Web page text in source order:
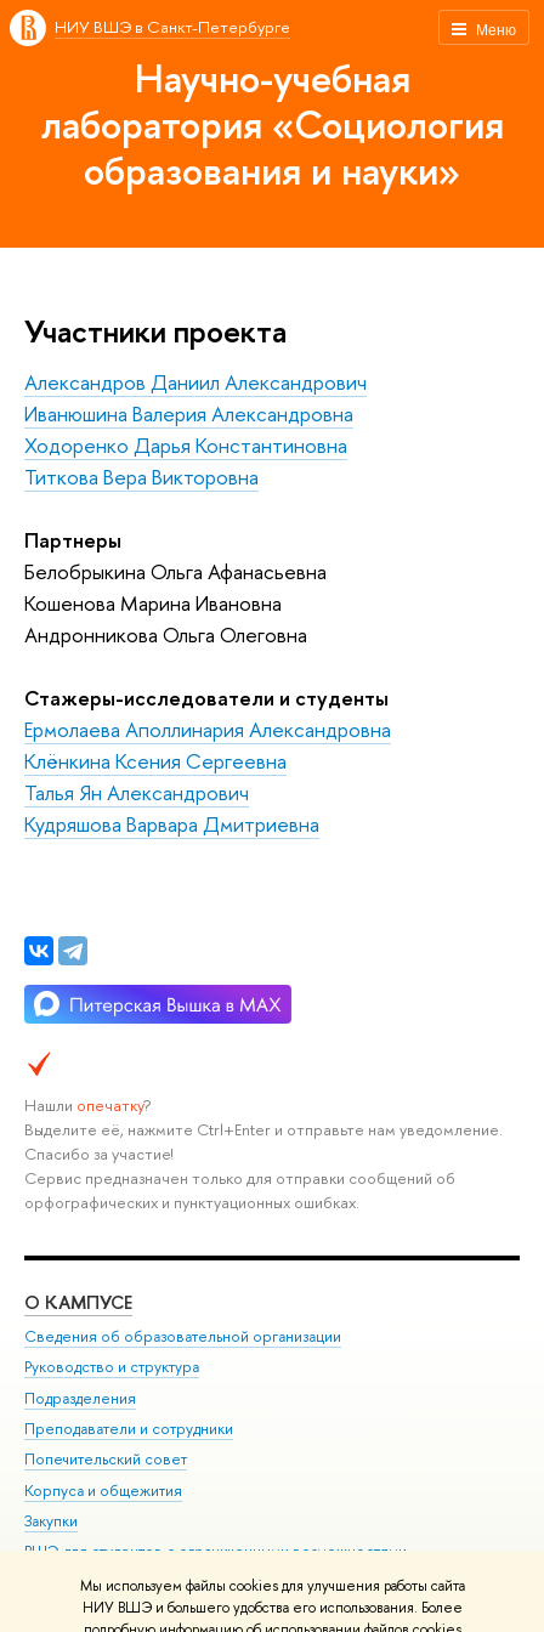
Мы используем файлы cookies для улучшения работы сайта
НИУ ВШЭ и большего удобства его использования. Более
Меню
НИУ ВШЭ в Санкт-Петербурге
Научно-учебная
лаборатория «Социология
образования и науки»
Участники проекта
Александров Даниил Александрович
Иванюшина Валерия Александровна
Ходоренко Дарья Константиновна
Титкова Вера Викторовна
Партнеры
Белобрыкина Ольга Афанасьевна
Кошенова Марина Ивановна
Андронникова Ольга Олеговна
Стажеры-исследователи и студенты
Ермолаева Аполлинария Александровна
Клёнкина Ксения Сергеевна
Талья Ян Александрович
Кудряшова Варвара Дмитриевна
Нашли опечатку?
Выделите её, нажмите Ctrl+Enter и отправьте нам уведомление.
Спасибо за участие!
Сервис предназначен только для отправки сообщений об
орфографических и пунктуационных ошибках.
О КАМПУСЕ
Сведения об образовательной организации
Руководство и структура
Подразделения
Преподаватели и сотрудники
Попечительский совет
Корпуса и общежития
Закупки
ВШЭ для студентов с ограниченными возможностями
здоровья и инвалидностью
Версия для слабовидящих